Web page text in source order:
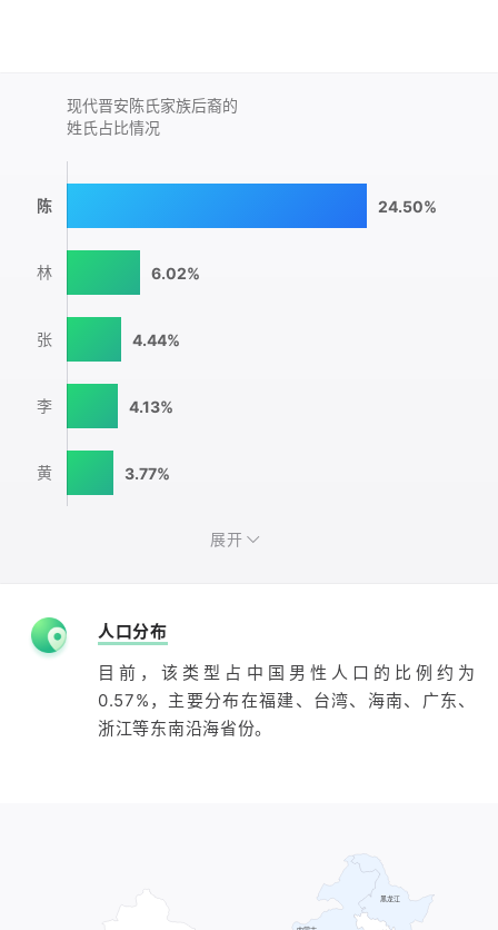
现代晋安陈氏家族后裔的
姓氏占比情况
24.50%
陈
6.02%
林
4.44%
张
4.13%
李
3.77%
黄
展开
人口分布
目前，该类型占中国男性人口的比例约为
0.57%，主要分布在福建、台湾、海南、广东、
浙江等东南沿海省份。